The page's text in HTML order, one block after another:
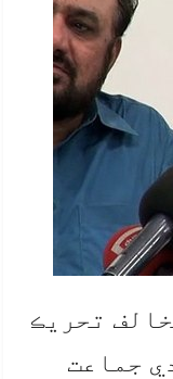
تحريڪ
جماعت